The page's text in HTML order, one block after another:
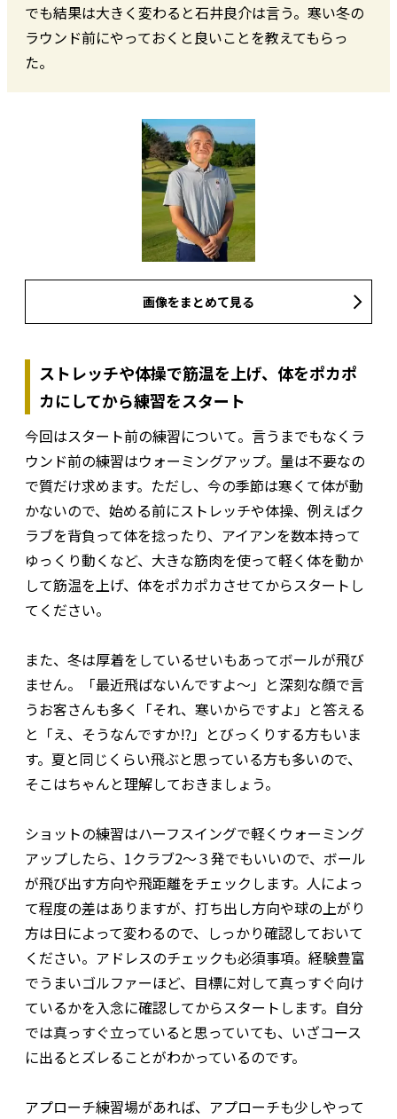
でも結果は大きく変わると石井良介は言う。寒い冬の
ラウンド前にやっておくと良いことを教えてもらっ
た。
画像をまとめて見る
ストレッチや体操で筋温を上げ、体をポカポ
カにしてから練習をスタート
今回はスタート前の練習について。言うまでもなくラ
ウンド前の練習はウォーミングアップ。量は不要なの
で質だけ求めます。ただし、今の季節は寒くて体が動
かないので、始める前にストレッチや体操、例えばク
ラブを背負って体を捻ったり、アイアンを数本持って
ゆっくり動くなど、大きな筋肉を使って軽く体を動か
して筋温を上げ、体をポカポカさせてからスタートし
てください。
また、冬は厚着をしているせいもあってボールが飛び
ません。「最近飛ばないんですよ～」と深刻な顔で言
うお客さんも多く「それ、寒いからですよ」と答える
と「え、そうなんですか!?」とびっくりする方もいま
す。夏と同じくらい飛ぶと思っている方も多いので、
そこはちゃんと理解しておきましょう。
ショットの練習はハーフスイングで軽くウォーミング
アップしたら、1クラブ2～３発でもいいので、ボール
が飛び出す方向や飛距離をチェックします。人によっ
て程度の差はありますが、打ち出し方向や球の上がり
方は日によって変わるので、しっかり確認しておいて
ください。アドレスのチェックも必須事項。経験豊富
でうまいゴルファーほど、目標に対して真っすぐ向け
ているかを入念に確認してからスタートします。自分
では真っすぐ立っていると思っていても、いざコース
に出るとズレることがわかっているのです。
アプローチ練習場があれば、アプローチも少しやって